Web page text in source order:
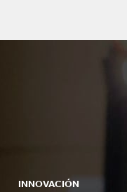
INNOVACIÓN